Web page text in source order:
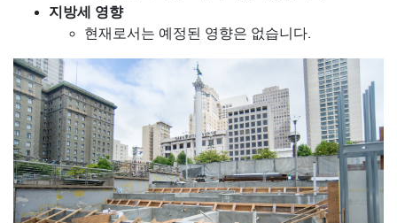
지방세 영향
현재로서는 예정된 영향은 없습니다.